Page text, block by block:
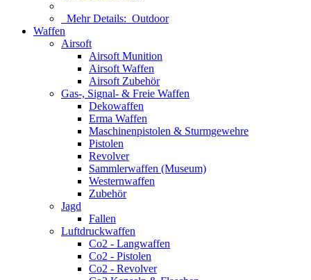
Mehr Details: Outdoor
Waffen
Airsoft
Airsoft Munition
Airsoft Waffen
Airsoft Zubehör
Gas-, Signal- & Freie Waffen
Dekowaffen
Erma Waffen
Maschinenpistolen & Sturmgewehre
Pistolen
Revolver
Sammlerwaffen (Museum)
Westernwaffen
Zubehör
Jagd
Fallen
Luftdruckwaffen
Co2 - Langwaffen
Co2 - Pistolen
Co2 - Revolver